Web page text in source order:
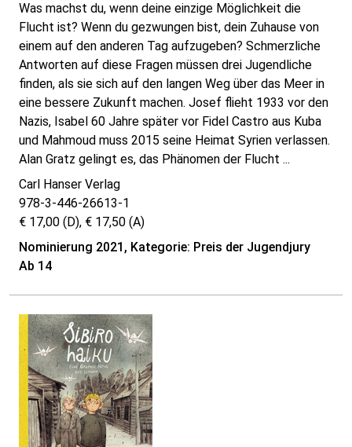
Was machst du, wenn deine einzige Möglichkeit die
Flucht ist? Wenn du gezwungen bist, dein Zuhause von
einem auf den anderen Tag aufzugeben? Schmerzliche
Antworten auf diese Fragen müssen drei Jugendliche
finden, als sie sich auf den langen Weg über das Meer in
eine bessere Zukunft machen. Josef flieht 1933 vor den
Nazis, Isabel 60 Jahre später vor Fidel Castro aus Kuba
und Mahmoud muss 2015 seine Heimat Syrien verlassen.
Alan Gratz gelingt es, das Phänomen der Flucht ...
Carl Hanser Verlag
978-3-446-26613-1
€ 17,00 (D), € 17,50 (A)
Nominierung 2021, Kategorie: Preis der Jugendjury
Ab 14